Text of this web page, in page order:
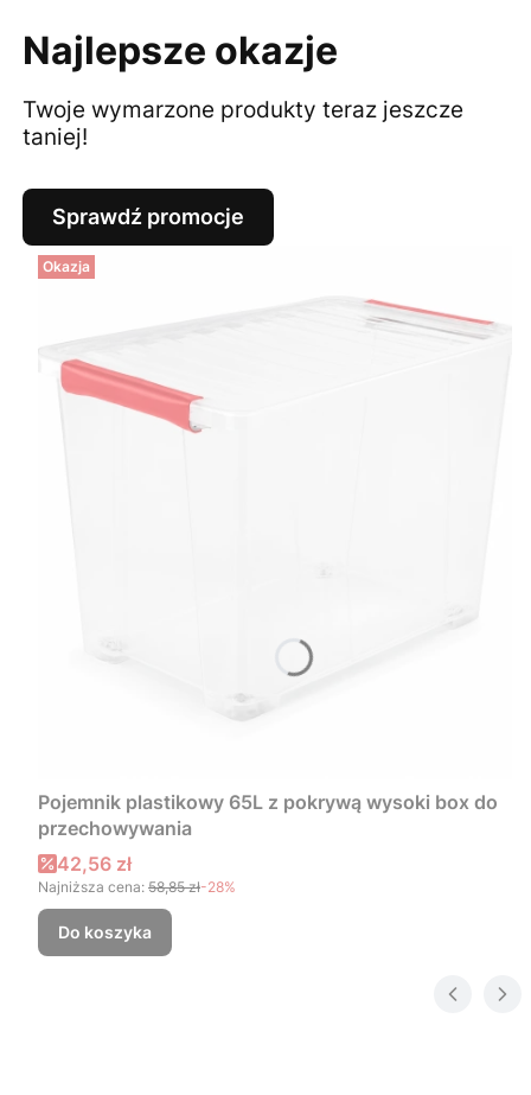
Najlepsze okazje
Twoje wymarzone produkty teraz jeszcze
taniej!
Sprawdź promocje
Okazja
Pojemnik plastikowy 65L z pokrywą wysoki box do
przechowywania
Cena promocyjna
42,56 zł
Najniższa cena: 58,85 zł-28%
Do koszyka